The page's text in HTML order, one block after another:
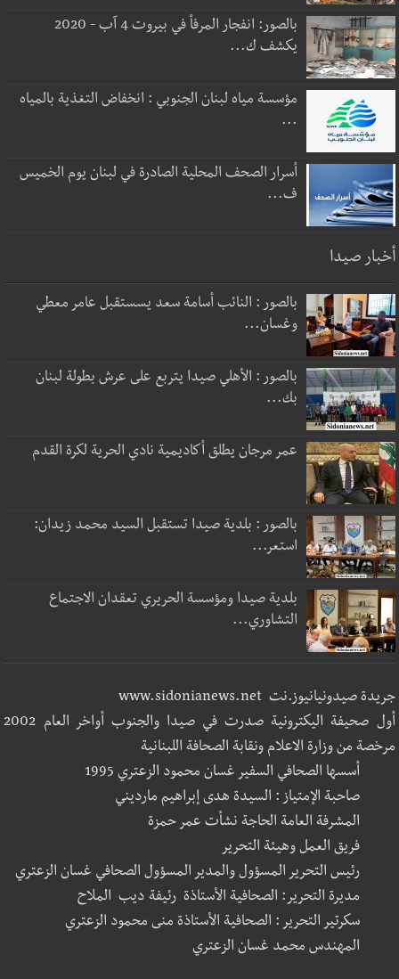
بالصور: انفجار المرفأ في بيروت 4 آب - 2020
يكشف ك...
مؤسسة مياه لبنان الجنوبي : انخفاض التغذية بالمياه
...
أسرار الصحف المحلية الصادرة في لبنان يوم الخميس
ف...
أخبار صيدا
بالصور : النائب أسامة سعد يسستقبل عامر معطي
وغسان...
بالصور : الأهلي صيدا يتربع على عرش بطولة لبنان
بك...
عمر مرجان يطلق أكاديمية نادي الحرية لكرة القدم
بالصور : بلدية صيدا تستقبل السيد محمد زيدان:
استعر...
بلدية صيدا ومؤسسة الحريري تعقدان الاجتماع
التشاوري...
جريدة صيدونيانيوز.نت www.sidonianews.net
أول صحيفة اليكترونية صدرت في صيدا والجنوب أواخر العام 2002
مرخصة من وزارة الاعلام ونقابة الصحافة اللبنانية
أسسها الصحافي السفير غسان محمود الزعتري 1995
صاحبة الإمتياز : السيدة هدى إبراهيم مارديني
المشرفة العامة الحاجة نشأت عمر حمزة
فريق العمل وهيئة التحرير
رئيس التحرير المسؤول والمدير المسؤول الصحافي غسان الزعتري
مديرة التحرير: الصحافية الأستاذة رئيفة ديب الملاح
سكرتير التحرير : الصحافية الأستاذة منى محمود الزعتري
المهندس محمد غسان الزعتري